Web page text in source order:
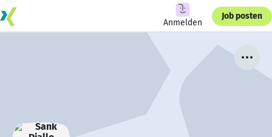
Anmelden
Job posten